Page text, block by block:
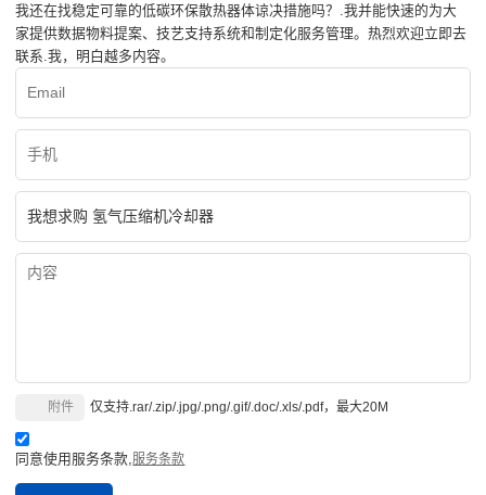
我还在找稳定可靠的低碳环保散热器体谅决措施吗？.我并能快速的为大
家提供数据物料提案、技艺支持系统和制定化服务管理。热烈欢迎立即去
联系.我，明白越多内容。
仅支持.rar/.zip/.jpg/.png/.gif/.doc/.xls/.pdf，最大20M
附件
同意使用服务条款, 服务条款